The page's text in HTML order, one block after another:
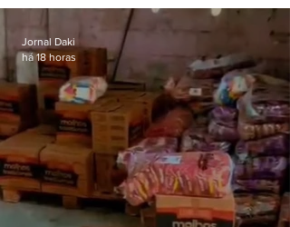
educação
Jornal Daki
há 18 horas